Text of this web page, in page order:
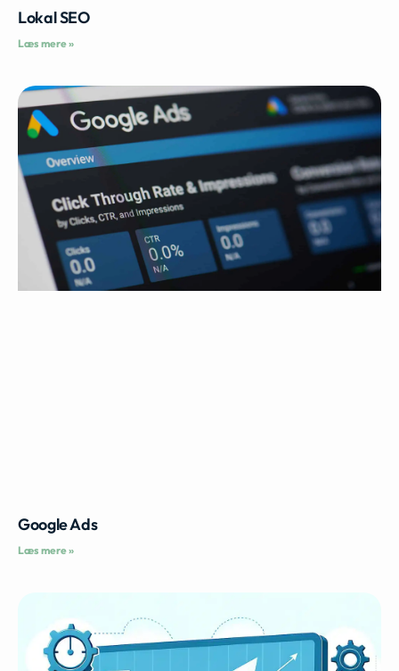
Lokal SEO
Læs mere »
Google Ads
Læs mere »